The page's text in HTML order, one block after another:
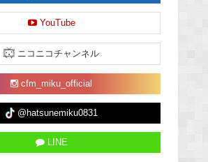
YouTube
ニコニコチャンネル
cfm_miku_official
@hatsunemiku0831
LINE